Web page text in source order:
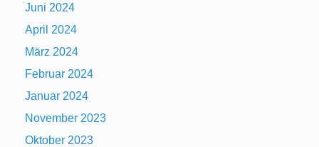
Juni 2024
April 2024
März 2024
Februar 2024
Januar 2024
November 2023
Oktober 2023